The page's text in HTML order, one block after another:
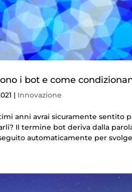
i bot e come
| Innovazione
anni avrai sicuramente sentito
Il termine bot deriva dalla
automaticamente per